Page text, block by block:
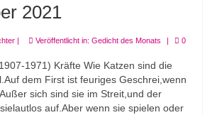
2021
| Veröffentlicht in: Gedicht des Monats | 0
1971) Kräfte Wie Katzen sind die
dem First ist feuriges Geschrei,wenn
sich sind sie im Streit,und der
auf.Aber wenn sie spielen oder